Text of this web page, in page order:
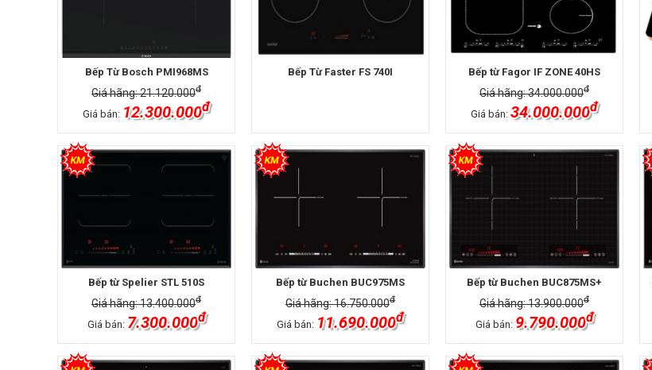
Bếp Từ Bosch PMI968MS
Giá hãng: 21.120.000đ
Giá bán: 12.300.000đ
Bếp Từ Faster FS 740I Bếp từ Fagor IF ZONE 40HS
Giá hãng: 34.000.000đ
Giá bán: 34.000.000đ
Bếp từ Spelier STL 510S
Giá hãng: 13.400.000đ
Giá bán: 7.300.000đ
Bếp từ Buchen BUC975MS
Giá hãng: 16.750.000đ
Giá bán: 11.690.000đ
Bếp từ Buchen BUC875MS+
Giá hãng: 13.900.000đ
Giá bán: 9.790.000đ